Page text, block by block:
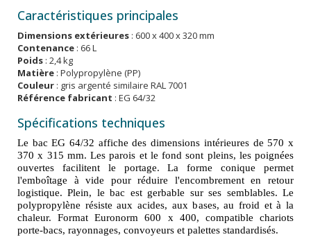
Caractéristiques principales
Dimensions extérieures : 600 x 400 x 320 mm
Contenance : 66 L
Poids : 2,4 kg
Matière : Polypropylène (PP)
Couleur : gris argenté similaire RAL 7001
Référence fabricant : EG 64/32
Spécifications techniques
Le bac EG 64/32 affiche des dimensions intérieures de 570 x
370 x 315 mm. Les parois et le fond sont pleins, les poignées
ouvertes facilitent le portage. La forme conique permet
l'emboîtage à vide pour réduire l'encombrement en retour
logistique. Plein, le bac est gerbable sur ses semblables. Le
polypropylène résiste aux acides, aux bases, au froid et à la
chaleur. Format Euronorm 600 x 400, compatible chariots
porte-bacs, rayonnages, convoyeurs et palettes standardisés.